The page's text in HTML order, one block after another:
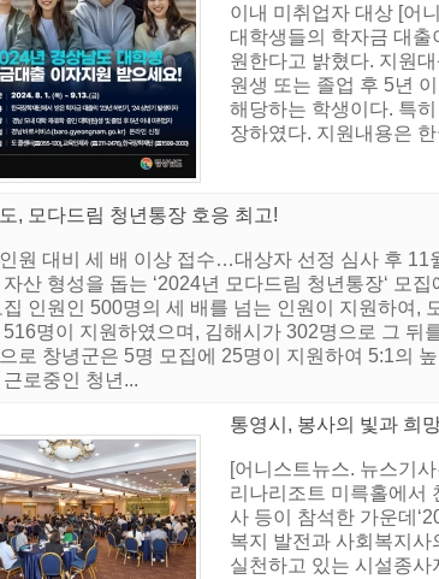
이내 미취업자 대상 [어
대학생들의 학자금 대출
원한다고 밝혔다. 지원
원생 또는 졸업 후 5년
해당하는 학생이다. 특
장하였다. 지원내용은
, 모다드림 청년통장 호응 최고!
원 대비 세 배 이상 접수…대상자 선정 심사 후
자산 형성을 돕는 ‘2024년 모다드림 청년통장‘ 모
집 인원인 500명의 세 배를 넘는 인원이 지원하여,
명이 지원하였으며, 김해시가 302명으로 그 뒤
로 창녕군은 5명 모집에 25명이 지원하여 5:1의
근로중인 청년...
통영시, 봉사의 빛과 희
[어니스트뉴스. 뉴스기
리나리조트 미륵홀에서
사 등이 참석한 가운데
복지 발전과 사회복지
실천하고 있는 시설종